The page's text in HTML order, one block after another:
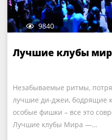
9840
Лучшие клубы
Незабываемые ритмы,
лучшие ди-джеи, бодрящие
особые фишки – все это
Лучшие клубы Мира —…